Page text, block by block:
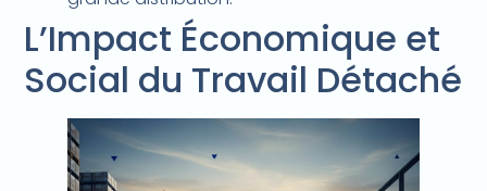
L’Impact Économique et
Social du Travail Détaché